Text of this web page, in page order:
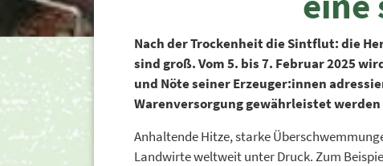
Nach der Trockenheit die Sintflut: die
sind groß. Vom 5. bis 7. Februar 2025
und Nöte seiner Erzeuger:innen
Warenversorgung gewährleistet werden
Anhaltende Hitze, starke
Landwirte weltweit unter Druck. Zum